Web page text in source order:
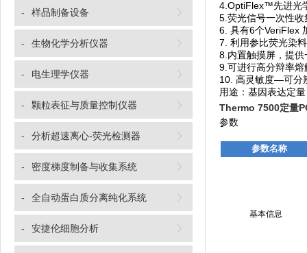
- 样品制备设备
- 生物化学分析仪器
- 电生理学仪器
- 颗粒表征与质量控制仪器
- 分析超速离心-荧光检测器
- 密度梯度制备与收集系统
- 全自动蛋白质分离纯化系统
- 安捷伦细胞分析
4.OptiFlex™先进光
5.荧光信号一次性
6. 具有6个VeriFlex
7. 利用参比荧光染
8.内置触摸屏，提
9.可进行高分辩率
10. 高灵敏度—可分
用途：基因表达定
Thermo 7500定量
参数
参数名称
基本信息